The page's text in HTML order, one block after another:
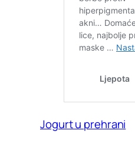
Jogurt u prehrani